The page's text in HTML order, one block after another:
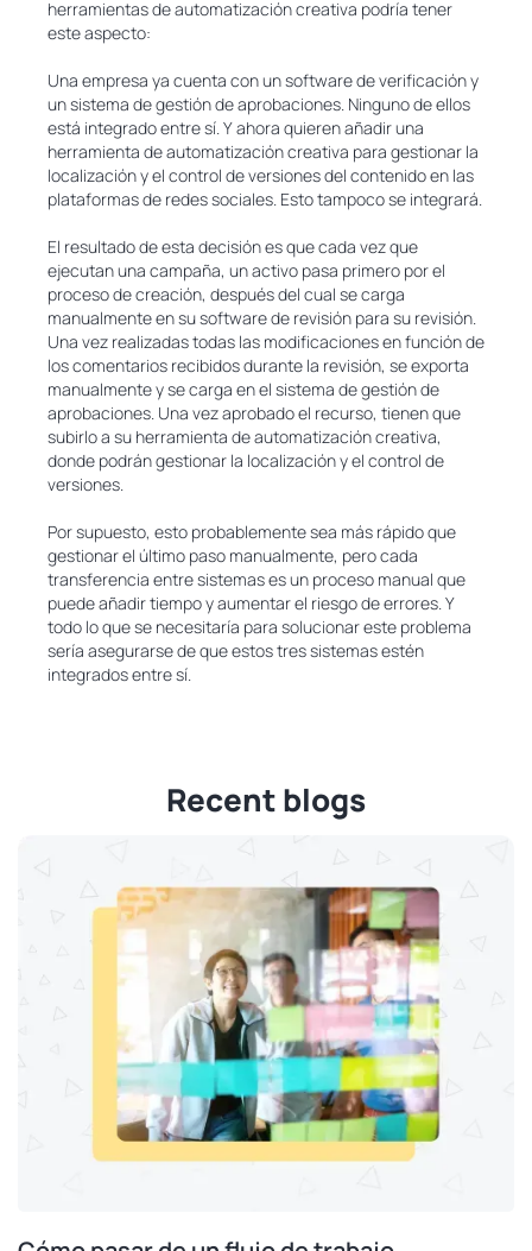
herramientas de automatización creativa podría tener
este aspecto:
Una empresa ya cuenta con un software de verificación y
un sistema de gestión de aprobaciones. Ninguno de ellos
está integrado entre sí. Y ahora quieren añadir una
herramienta de automatización creativa para gestionar la
localización y el control de versiones del contenido en las
plataformas de redes sociales. Esto tampoco se integrará.
El resultado de esta decisión es que cada vez que
ejecutan una campaña, un activo pasa primero por el
proceso de creación, después del cual se carga
manualmente en su software de revisión para su revisión.
Una vez realizadas todas las modificaciones en función de
los comentarios recibidos durante la revisión, se exporta
manualmente y se carga en el sistema de gestión de
aprobaciones. Una vez aprobado el recurso, tienen que
subirlo a su herramienta de automatización creativa,
donde podrán gestionar la localización y el control de
versiones.
Por supuesto, esto probablemente sea más rápido que
gestionar el último paso manualmente, pero cada
transferencia entre sistemas es un proceso manual que
puede añadir tiempo y aumentar el riesgo de errores. Y
todo lo que se necesitaría para solucionar este problema
sería asegurarse de que estos tres sistemas estén
integrados entre sí.
Recent blogs